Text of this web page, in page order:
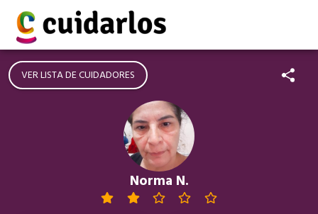
VER LISTA DE CUIDADORES
Norma N.